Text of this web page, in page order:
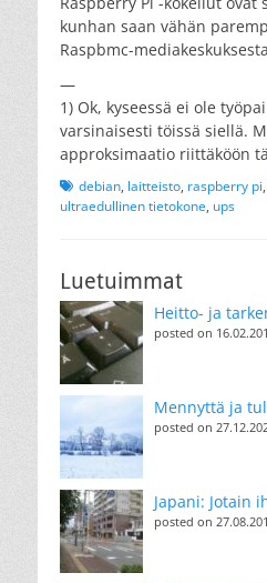
kunhan saan vähän
Raspbmc-
—
1) Ok, kyseessä ei ole
varsinaisesti töissä siellä.
approksimaatio riittäköön
Tagsdebian, laitteisto, raspberry pi,
ultraedullinen tietokone, ups
Luetuimmat
Heitto- ja
posted on
Mennyttä ja
posted on
Japani: Jotain
posted on